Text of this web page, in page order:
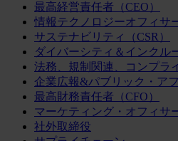
最高経営責任者（CEO）
情報テクノロジーオフィサ
サステナビリティ（CSR）
ダイバーシティ＆インクル
法務、規制関連、コンプラ
企業広報&パブリック・ア
最高財務責任者（CFO）
マーケティング・オフィサ
社外取締役